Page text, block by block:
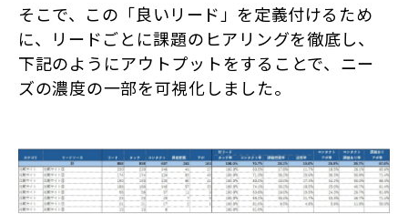
そこで、この「良いリード」を定義付けるため
に、
リードごとに課題のヒアリングを徹底し、
下記のようにアウトプットをすることで、 ニー
ズの濃度の一部を可視化しました。